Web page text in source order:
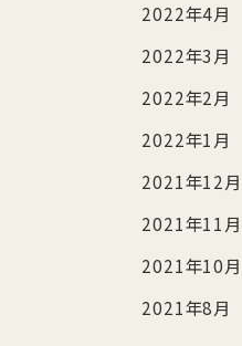
2022年4月
2022年3月
2022年2月
2022年1月
2021年12月
2021年11月
2021年10月
2021年8月